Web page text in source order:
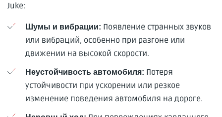
Juke:
Шумы и вибрации: Появление странных звуков
или вибраций, особенно при разгоне или
движении на высокой скорости.
Неустойчивость автомобиля: Потеря
устойчивости при ускорении или резкое
изменение поведения автомобиля на дороге.